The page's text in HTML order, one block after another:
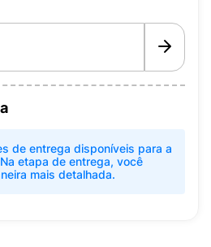
de entrega disponíveis para a
etapa de entrega, você
mais detalhada.